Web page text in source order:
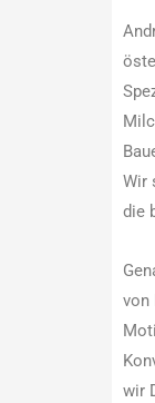
Wir
die
von
wir